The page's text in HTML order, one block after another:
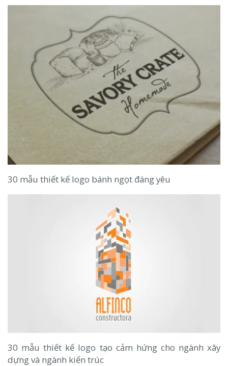
30 mẫu thiết kế logo bánh ngọt đáng yêu
30 mẫu thiết kế logo tạo cảm hứng cho ngành xây
dựng và ngành kiến trúc